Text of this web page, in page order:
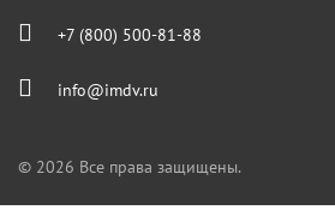
+7 (800) 500-81-88
info@imdv.ru
© 2026 Все права защищены.